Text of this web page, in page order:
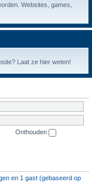
Websites, games,
Laat ze hier weten!
Onthouden
en 1 gast (gebaseerd op